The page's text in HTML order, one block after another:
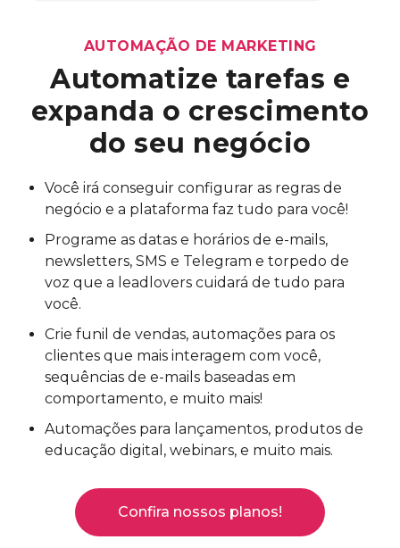
AUTOMAÇÃO DE MARKETING
Automatize tarefas e
expanda o crescimento
do seu negócio
Você irá conseguir configurar as regras de
negócio e a plataforma faz tudo para você!
Programe as datas e horários de e-mails,
newsletters, SMS e Telegram e torpedo de
voz que a leadlovers cuidará de tudo para
você.
Crie funil de vendas, automações para os
clientes que mais interagem com você,
sequências de e-mails baseadas em
comportamento, e muito mais!
Automações para lançamentos, produtos de
educação digital, webinars, e muito mais.
Confira nossos planos!